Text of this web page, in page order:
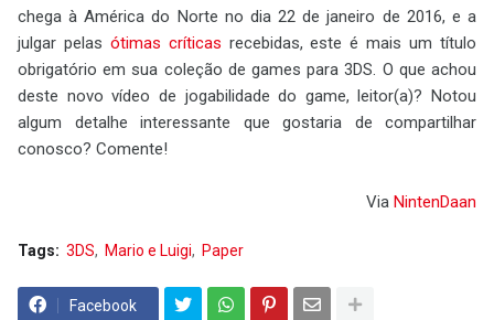
chega à América do Norte no dia 22 de janeiro de 2016, e a
julgar pelas ótimas críticas recebidas, este é mais um título
obrigatório em sua coleção de games para 3DS. O que achou
deste novo vídeo de jogabilidade do game, leitor(a)? Notou
algum detalhe interessante que gostaria de compartilhar
conosco? Comente!
Via NintenDaan
Tags: 3DS Mario e Luigi Paper
Facebook